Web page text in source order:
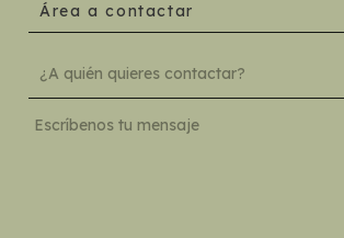
Área a contactar